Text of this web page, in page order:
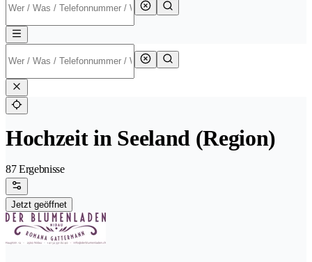
Hochzeit in Seeland (Region)
87 Ergebnisse
Jetzt geöffnet